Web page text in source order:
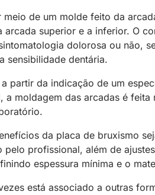
de um molde feito da
superior e a inferior. O
dolorosa ou não,
sensibilidade dentária.
partir da indicação de um
a moldagem das arcadas é
da placa de bruxismo
pelo profissional, além de
espessura mínima e o
está associado a outras